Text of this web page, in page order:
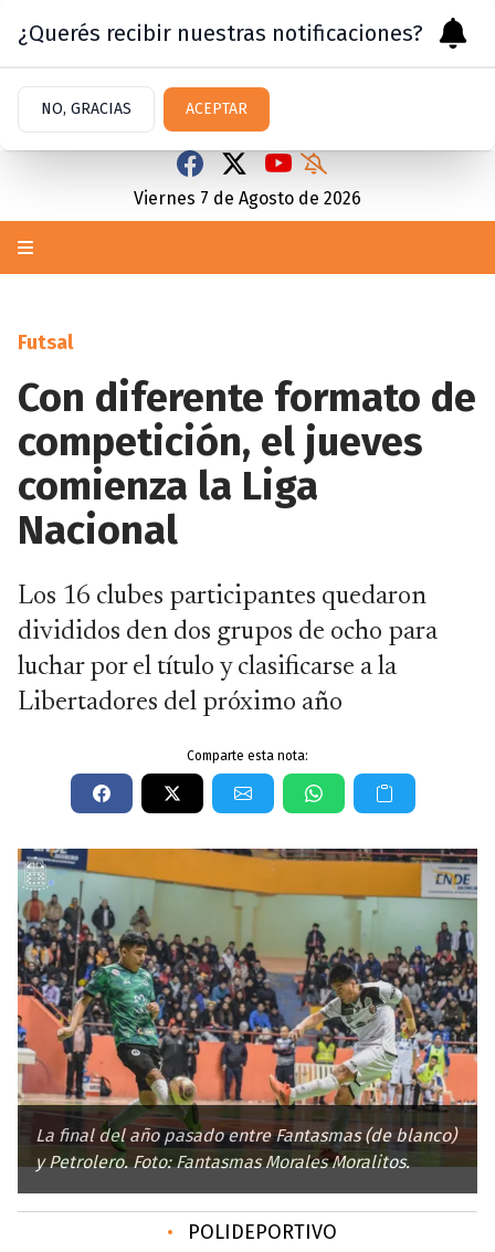
Viernes 7 de Agosto de 2026
Futsal
Con diferente formato de
competición, el jueves
comienza la Liga
Nacional
Los 16 clubes participantes quedaron
divididos den dos grupos de ocho para
luchar por el título y clasificarse a la
Libertadores del próximo año
Comparte esta nota:
La final del año pasado entre Fantasmas (de blanco)
y Petrolero. Foto: Fantasmas Morales Moralitos.
• POLIDEPORTIVO
¿Querés recibir nuestras notificaciones?
NO, GRACIAS ACEPTAR